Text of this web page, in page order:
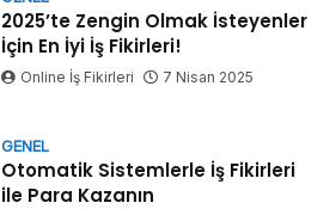
2025’te Zengin Olmak İsteyenler
İçin En İyi İş Fikirleri!
Online İş Fikirleri 7 Nisan 2025
GENEL
Otomatik Sistemlerle İş Fikirleri
ile Para Kazanın